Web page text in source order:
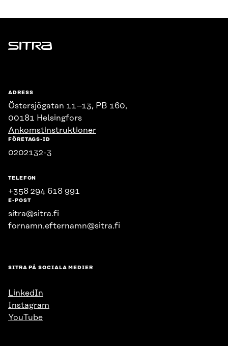
Sitra
ADRESS
Östersjögatan 11–13, PB 160,
00181 Helsingfors
Ankomstinstruktioner
FÖRETAGS-ID
0202132-3
TELEFON
+358 294 618 991
E-POST
sitra@sitra.fi
fornamn.efternamn@sitra.fi
SITRA PÅ SOCIALA MEDIER
LinkedIn
Instagram
YouTube